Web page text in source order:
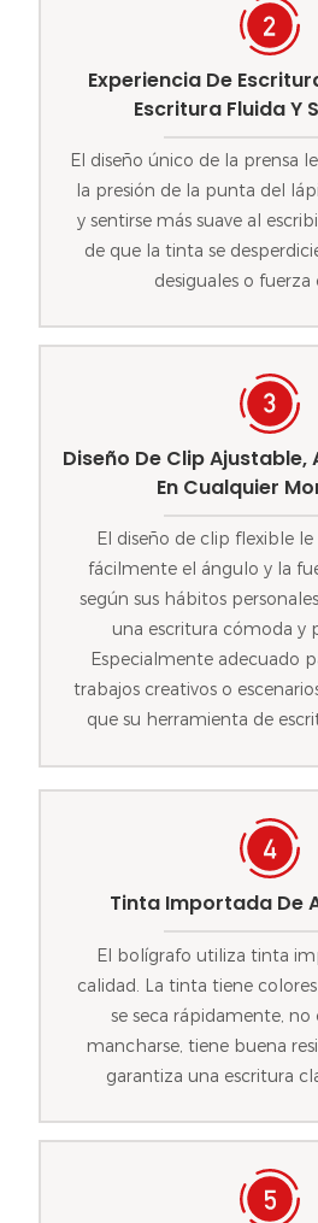
Experiencia De
Escritura Fluida Y
El diseño único de la prensa
la presión de la punta del
y sentirse más suave al
de que la tinta se
desiguales o fuerza
Diseño De Clip Ajustable,
En Cualquier
El diseño de clip flexible
fácilmente el ángulo y la
según sus hábitos
una escritura cómoda y
Especialmente adecuado
trabajos creativos o
que su herramienta de
Tinta Importada De
El bolígrafo utiliza tinta
calidad. La tinta tiene colores
se seca rápidamente, no
mancharse, tiene buena
garantiza una escritura